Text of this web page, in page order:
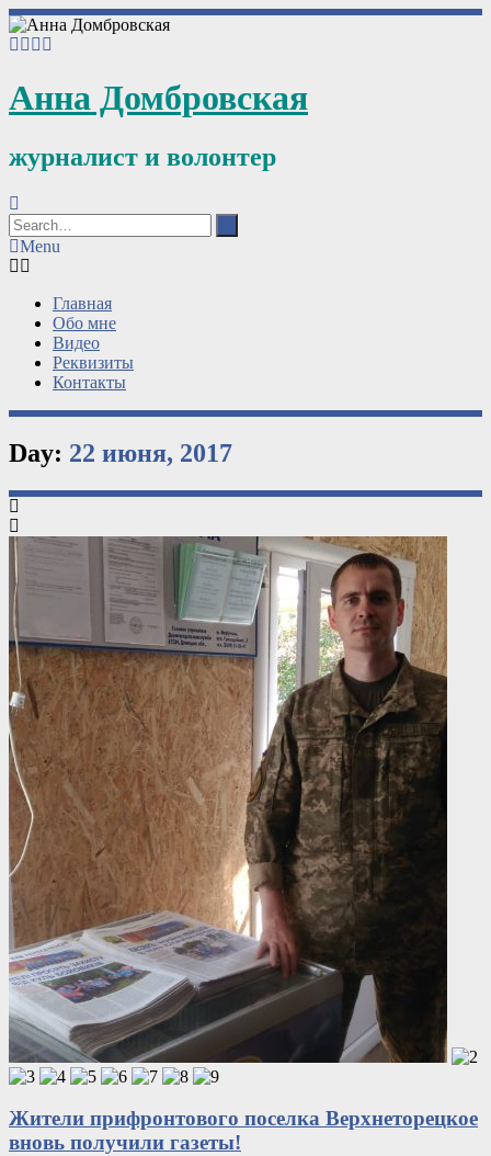
Анна Домбровская
журналист и волонтер
Menu
Главная
Обо мне
Видео
Реквизиты
Контакты
Day: 22 июня, 2017
Жители прифронтового поселка Верхнеторецкое
вновь получили газеты!